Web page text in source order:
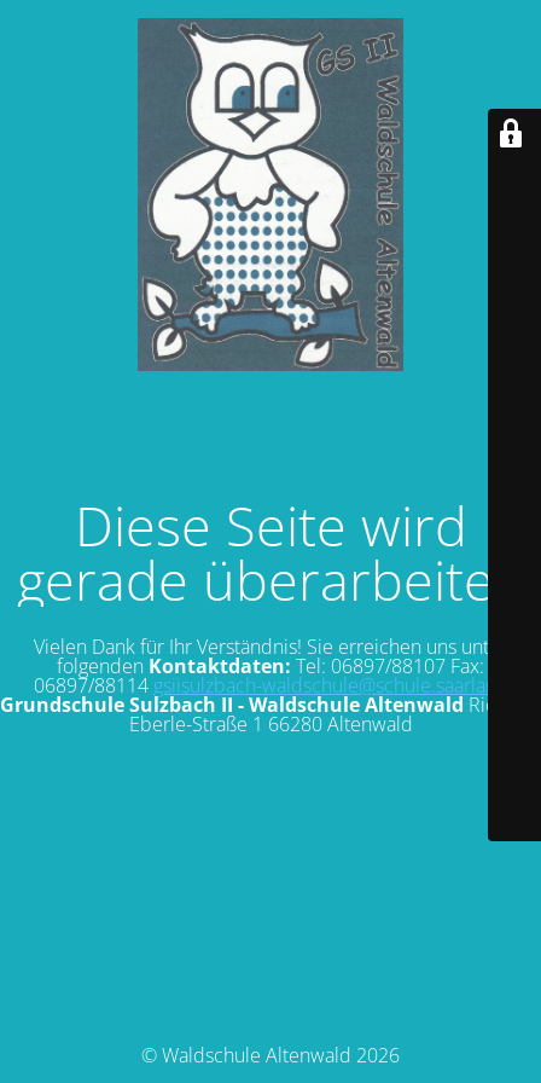
Diese Seite wird
gerade überarbeitet.
Vielen Dank für Ihr Verständnis! Sie erreichen uns unter
folgenden Kontaktdaten: Tel: 06897/88107 Fax:
06897/88114 gsiisulzbach-waldschule@schule.saarland
Grundschule Sulzbach II - Waldschule Altenwald Richard-
Eberle-Straße 1 66280 Altenwald
© Waldschule Altenwald 2026